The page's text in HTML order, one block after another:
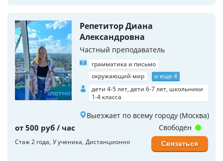
Репетитор Диана
Александровна
Частный преподаватель
грамматика и письмо
окружающий мир
и еще 4
дети 4-5 лет, дети 6-7 лет, школьники
1-4 класса
Выезжает по всему городу (Москва)
от 500 руб / час
Стаж 2 года У ученика Дистанционно
Свободен
Связаться